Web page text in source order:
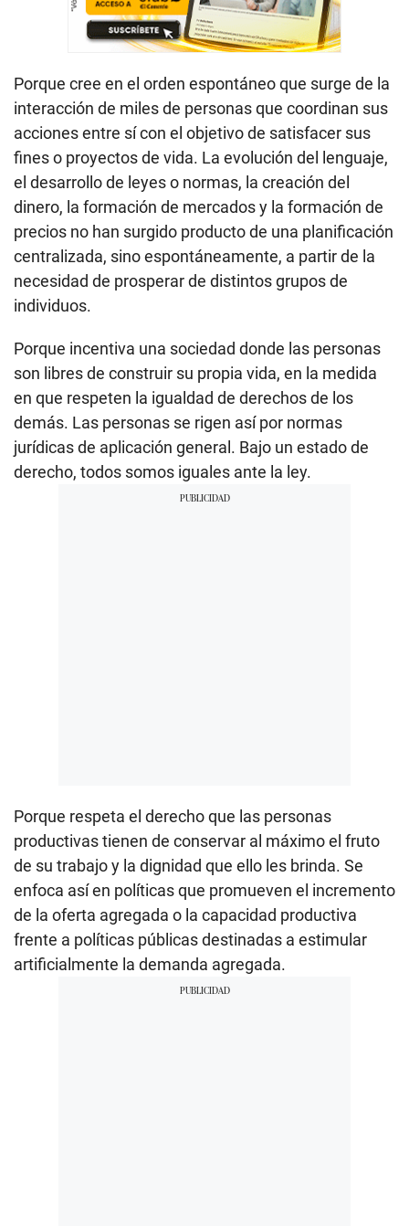
Porque cree en el orden espontáneo que surge de la
interacción de miles de personas que coordinan sus
acciones entre sí con el objetivo de satisfacer sus
fines o proyectos de vida. La evolución del lenguaje,
el desarrollo de leyes o normas, la creación del
dinero, la formación de mercados y la formación de
precios no han surgido producto de una planificación
centralizada, sino espontáneamente, a partir de la
necesidad de prosperar de distintos grupos de
individuos.
Porque incentiva una sociedad donde las personas
son libres de construir su propia vida, en la medida
en que respeten la igualdad de derechos de los
demás. Las personas se rigen así por normas
jurídicas de aplicación general. Bajo un estado de
derecho, todos somos iguales ante la ley.
Porque respeta el derecho que las personas
productivas tienen de conservar al máximo el fruto
de su trabajo y la dignidad que ello les brinda. Se
enfoca así en políticas que promueven el incremento
de la oferta agregada o la capacidad productiva
frente a políticas públicas destinadas a estimular
artificialmente la demanda agregada.